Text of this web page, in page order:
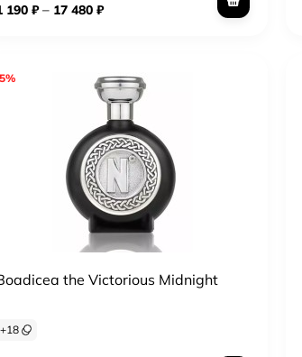
190 ₽– 17 480 ₽
the Victorious Midnight
+18